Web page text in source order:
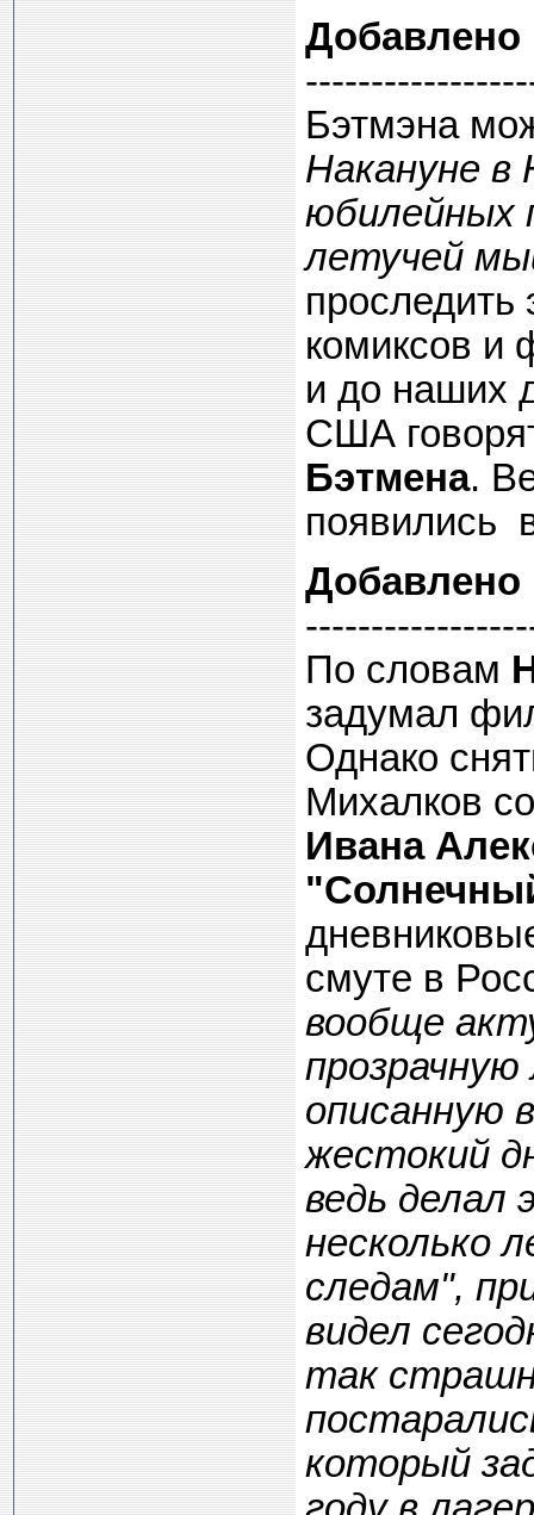
Добавлено
Бэтмэна
Накануне в
юбилейных
летучей
проследить
комиксов и
и до наших
США
Бэтмена.
появились
Добавлено
По словам
задумал
Однако
Михалков
Ивана
смуте в
вообще
описанную
жестокий
ведь делал
несколько
следам",
видел
так
который